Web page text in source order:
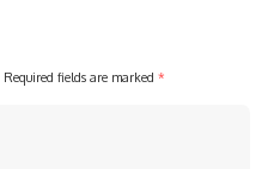
Required fields are marked *